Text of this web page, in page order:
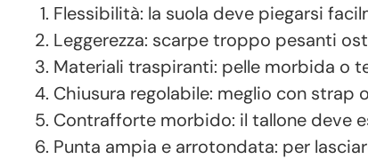
Flessibilità: la suola deve piegarsi
Leggerezza: scarpe troppo pesanti
Materiali traspiranti: pelle morbida o
Chiusura regolabile: meglio con
Contrafforte morbido: il tallone deve
Punta ampia e arrotondata: per